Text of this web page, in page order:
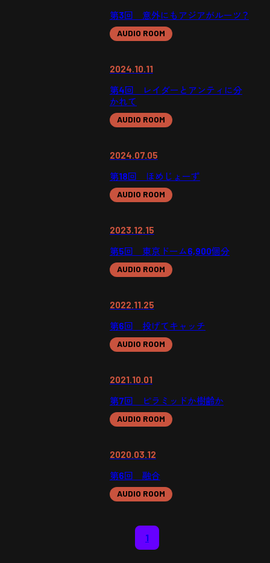
第3回 意外にもアジアがルーツ？
AUDIO ROOM
2024.10.11
第4回 レイダーとアンティに分
かれて
AUDIO ROOM
2024.07.05
第18回 ほめじょーず
AUDIO ROOM
2023.12.15
第5回 東京ドーム6,900個分
AUDIO ROOM
2022.11.25
第6回 投げてキャッチ
AUDIO ROOM
2021.10.01
第7回 ピラミッドか樹齢か
AUDIO ROOM
2020.03.12
第6回 融合
AUDIO ROOM
1